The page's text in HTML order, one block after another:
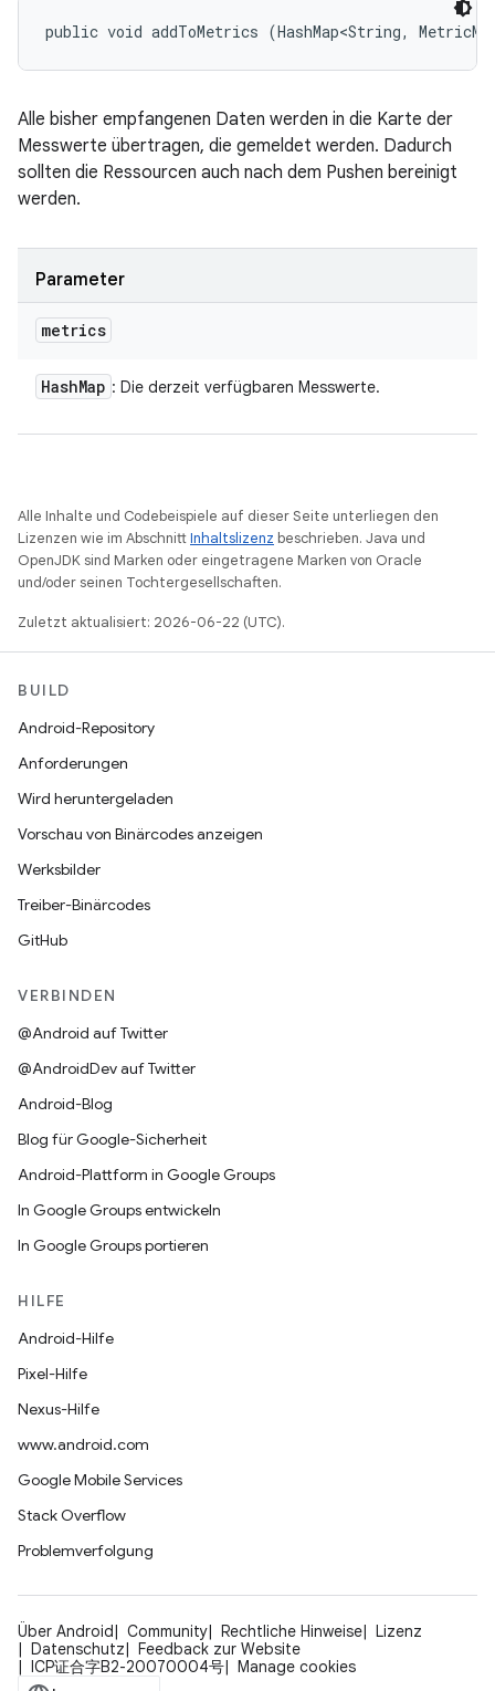
public void addToMetrics (HashMap<String,
Alle bisher empfangenen Daten werden in die Karte der
Messwerte übertragen, die gemeldet werden. Dadurch
sollten die Ressourcen auch nach dem Pushen bereinigt
werden.
Parameter
metrics
HashMap : Die derzeit verfügbaren Messwerte.
Alle Inhalte und Codebeispiele auf dieser Seite unterliegen den
Lizenzen wie im AbschnittInhaltslizenz beschrieben. Java und
OpenJDK sind Marken oder eingetragene Marken von Oracle
und/oder seinen Tochtergesellschaften.
Zuletzt aktualisiert: 2026-06-22 (UTC).
BUILD
Android-Repository
Anforderungen
Wird heruntergeladen
Vorschau von Binärcodes anzeigen
Werksbilder
Treiber-Binärcodes
GitHub
VERBINDEN
@Android auf Twitter
@AndroidDev auf Twitter
Android-Blog
Blog für Google-Sicherheit
Android-Plattform in Google Groups
In Google Groups entwickeln
In Google Groups portieren
HILFE
Android-Hilfe
Pixel-Hilfe
Nexus-Hilfe
www.android.com
Google Mobile Services
Stack Overflow
Problemverfolgung
Über Android Community Rechtliche Hinweise
Lizenz
Datenschutz
Feedback zur Website
ICP证合字B2-20070004号
Manage cookies